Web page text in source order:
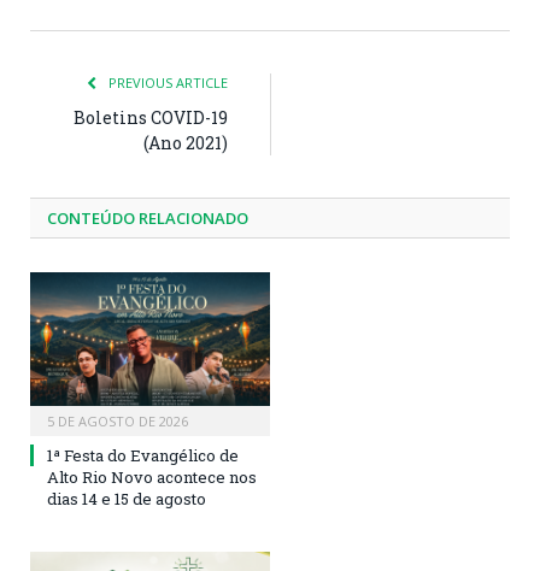
PREVIOUS ARTICLE
Boletins COVID-19
(Ano 2021)
CONTEÚDO RELACIONADO
5 DE AGOSTO DE 2026
1ª Festa do Evangélico de
Alto Rio Novo acontece nos
dias 14 e 15 de agosto